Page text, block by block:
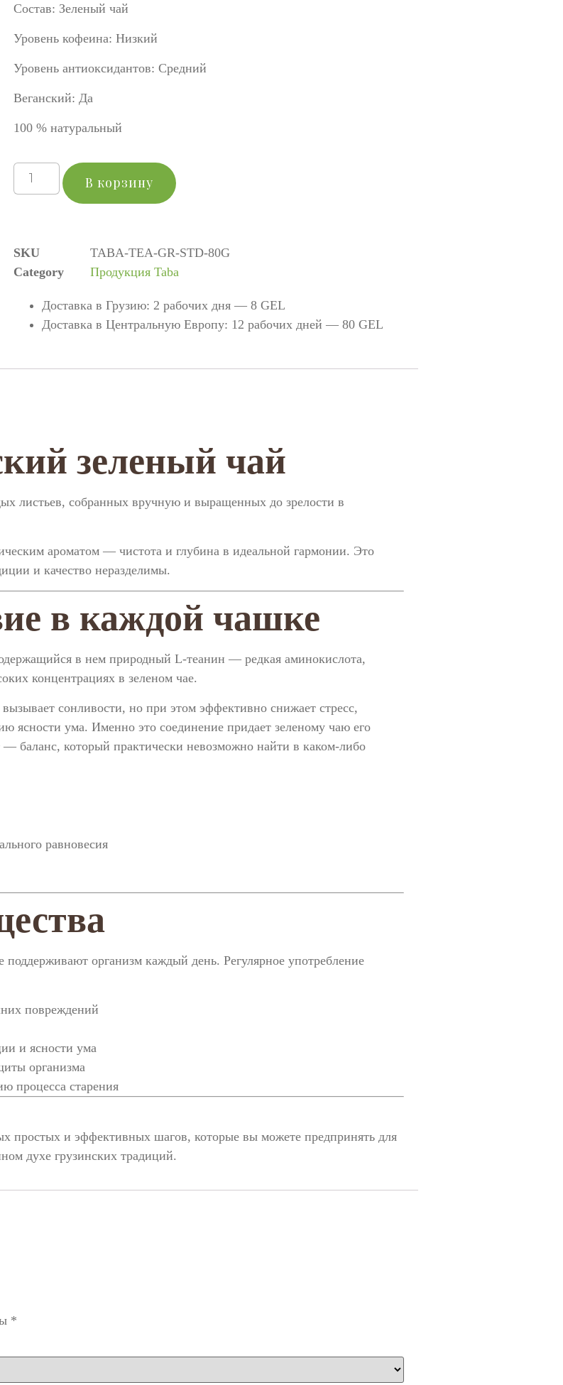
Состав: Зеленый чай
Уровень кофеина: Низкий
Уровень антиоксидантов: Средний
Веганский: Да
100 % натуральный
В корзину
SKU
TABA-TEA-GR-STD-80G
Category
Продукция Taba
Доставка в Грузию: 2 рабочих дня — 8 GEL
Доставка в Центральную Европу: 12 рабочих дней — 80 GEL
зеленый чай
листьев, собранных вручную и выращенных до зрелости в
ароматом — чистота и глубина в идеальной гармонии. Это
и качество неразделимы.
в каждой чашке
в нем природный L-теанин — редкая аминокислота,
концентрациях в зеленом чае.
сонливости, но при этом эффективно снижает стресс,
ясности ума. Именно это соединение придает зеленому чаю его
— баланс, который практически невозможно найти в каком-либо
равновесия
организм каждый день. Регулярное употребление
повреждений
и ясности ума
организма
процесса старения
простых и эффективных шагов, которые вы можете предпринять для
духе грузинских традиций.
*